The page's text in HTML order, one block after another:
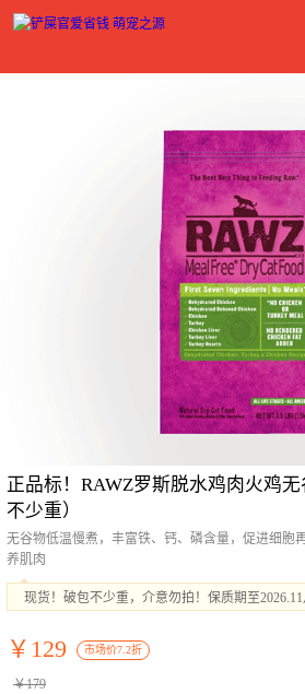
正品标！RAWZ罗斯脱水鸡肉火鸡
不少重）
无谷物低温慢煮，丰富铁、钙、磷含量，促进细胞
养肌肉
现货！破包不少重，介意勿拍！保质期至
￥129 市场价7.2折
￥179